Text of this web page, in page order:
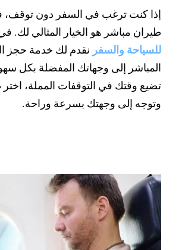
إذا كنت ترغب في السفر دون توقف،
طيران مباشر هو الخيار المثالي لك.
للسياحة والسفر نقدم لك خدمة حجز
المباشر إلى وجهاتك المفضلة بكل
تضيع وقتك في التوقفات المملة،
وتوجه إلى وجهتك بسرعة وراحة.